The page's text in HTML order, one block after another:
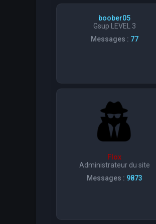
boober05
Gsup LEVEL 3
Messages : 77
Flox
Administrateur du site
Messages : 9873